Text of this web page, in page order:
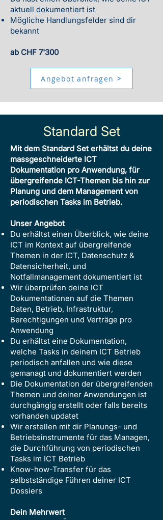
aktuell dokumentiert ist
Mögliche Handlungsfelder sind dir
bekannt
ab CHF 7'300
Angebot anfragen
Standard Set
Mit dem Standard Set erhältst du deine
massgeschneiderte ICT
Dokumentation pro Anwendung, für
übergreifende ICT-Themen bis hin zur
Planung und dem Management von
periodischen Tasks im Betrieb.
Unser Angebot
Du erhältst einen Überblick, wie deine
ICT im Kontext auf übergreifende
Themen in der ICT, Datenschutz &
Datensicherheit, und
Notfallmanagement dokumentiert ist
Wir überprüfen deine ICT
Dokumentationen auf die Themen
Daten, Betrieb, Infrastruktur,
Berechtigungen und Verträge pro
Anwendung
Du erhältst eine Dokumentation,
welche Tasks in deinem ICT Betrieb
periodisch anfallen und wie diese
gemanagt und dokumentiert werden
Die Dokumentation der übergreifenden
Themen und deiner Anwendungen ist
durchgängig erstellt oder falls bereits
vorhanden updatet
Wir erstellen mit dir Planungs- und
Betriebsinstrumente für das Managen,
die Durchführung von periodischen
Tasks im ICT Betrieb
Know-how-Transfer für das
selbstständige Führen deiner ICT
Dossiers
Dein Mehrwert